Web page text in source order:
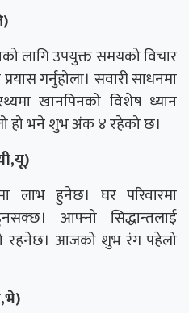
लागि उपयुक्त समयको विचार
गर्नुहोला। सवारी साधनमा
खानपिनको विशेष ध्यान
हो भने शुभ अंक ४ रहेको छ।
लाभ हुनेछ। घर परिवारमा
आफ्नो सिद्धान्तलाई
रहनेछ। आजको शुभ रंग पहेलो